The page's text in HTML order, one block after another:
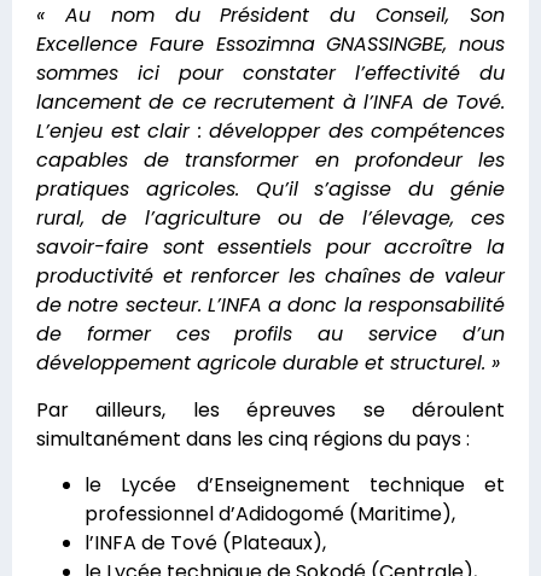
« Au nom du Président du Conseil, Son
Excellence Faure Essozimna GNASSINGBE, nous
sommes ici pour constater l’effectivité du
lancement de ce recrutement à l’INFA de Tové.
L’enjeu est clair : développer des compétences
capables de transformer en profondeur les
pratiques agricoles. Qu’il s’agisse du génie
rural, de l’agriculture ou de l’élevage, ces
savoir-faire sont essentiels pour accroître la
productivité et renforcer les chaînes de valeur
de notre secteur. L’INFA a donc la responsabilité
de former ces profils au service d’un
développement agricole durable et structurel. »
Par ailleurs, les épreuves se déroulent
simultanément dans les cinq régions du pays :
le Lycée d’Enseignement technique et
professionnel d’Adidogomé (Maritime),
l’INFA de Tové (Plateaux),